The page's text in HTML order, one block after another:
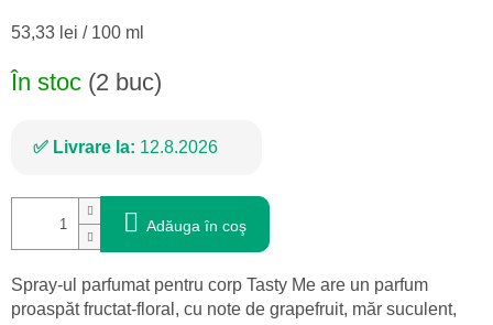
Evaluare
53,33 lei / 100 ml
În stoc (2 buc)
Livrare la: 12.8.2026
Adăuga în coş
Spray-ul parfumat pentru corp Tasty Me are un parfum
proaspăt fructat-floral, cu note de grapefruit, măr suculent,